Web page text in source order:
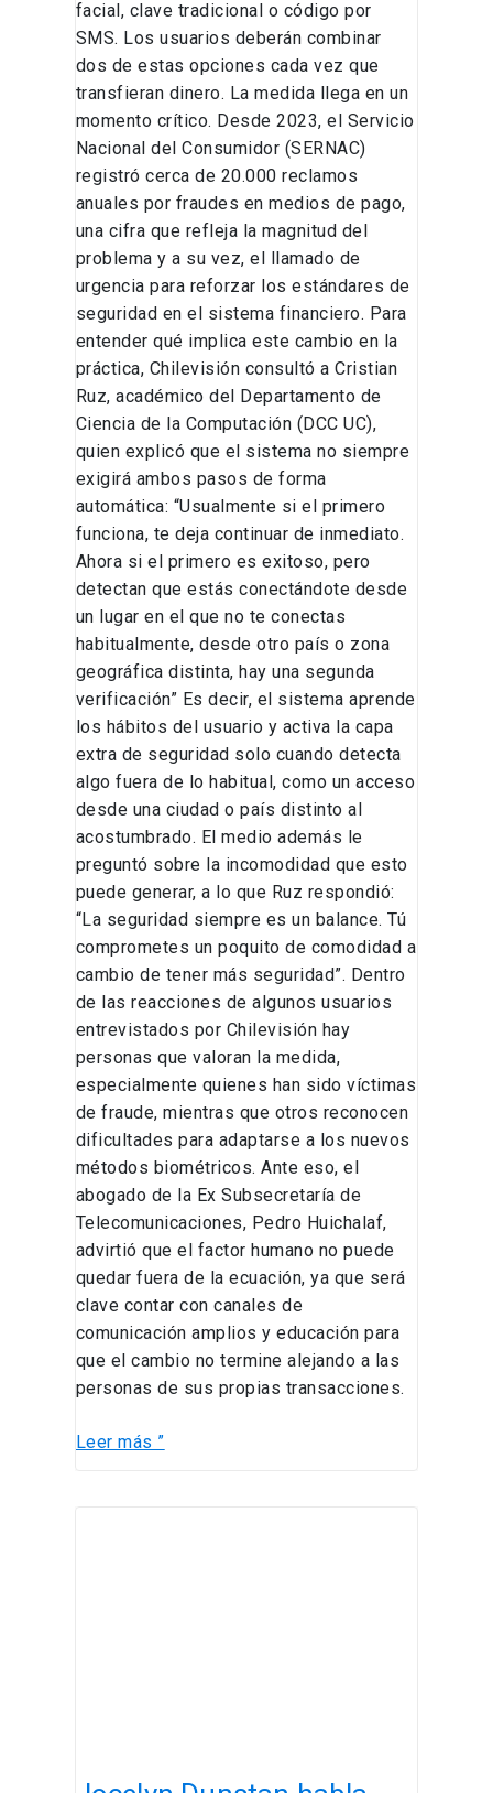
facial, clave tradicional o código por
SMS. Los usuarios deberán combinar
dos de estas opciones cada vez que
transfieran dinero. La medida llega en un
momento crítico. Desde 2023, el Servicio
Nacional del Consumidor (SERNAC)
registró cerca de 20.000 reclamos
anuales por fraudes en medios de pago,
una cifra que refleja la magnitud del
problema y a su vez, el llamado de
urgencia para reforzar los estándares de
seguridad en el sistema financiero. Para
entender qué implica este cambio en la
práctica, Chilevisión consultó a Cristian
Ruz, académico del Departamento de
Ciencia de la Computación (DCC UC),
quien explicó que el sistema no siempre
exigirá ambos pasos de forma
automática: “Usualmente si el primero
funciona, te deja continuar de inmediato.
Ahora si el primero es exitoso, pero
detectan que estás conectándote desde
un lugar en el que no te conectas
habitualmente, desde otro país o zona
geográfica distinta, hay una segunda
verificación” Es decir, el sistema aprende
los hábitos del usuario y activa la capa
extra de seguridad solo cuando detecta
algo fuera de lo habitual, como un acceso
desde una ciudad o país distinto al
acostumbrado. El medio además le
preguntó sobre la incomodidad que esto
puede generar, a lo que Ruz respondió:
“La seguridad siempre es un balance. Tú
comprometes un poquito de comodidad a
cambio de tener más seguridad”. Dentro
de las reacciones de algunos usuarios
entrevistados por Chilevisión hay
personas que valoran la medida,
especialmente quienes han sido víctimas
de fraude, mientras que otros reconocen
dificultades para adaptarse a los nuevos
métodos biométricos. Ante eso, el
abogado de la Ex Subsecretaría de
Telecomunicaciones, Pedro Huichalaf,
advirtió que el factor humano no puede
quedar fuera de la ecuación, ya que será
clave contar con canales de
comunicación amplios y educación para
que el cambio no termine alejando a las
personas de sus propias transacciones.
Leer más ”